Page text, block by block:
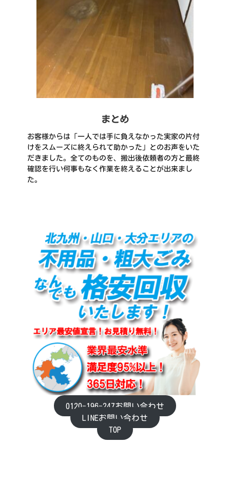
まとめ
お客様からは「一人では手に負えなかった実家の片付
けをスムーズに終えられて助かった」とのお声をいた
だきました。全てのものを、搬出後依頼者の方と最終
確認を行い何事もなく作業を終えることが出来まし
た。
0120-196-247お問い合わせ
LINEお問い合わせ
TOP